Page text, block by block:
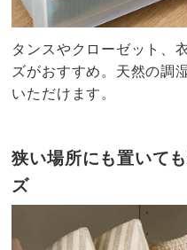
タンスやクローゼット、
ズがおすすめ。天然の調
いただけます。
狭い場所にも置いて
ズ